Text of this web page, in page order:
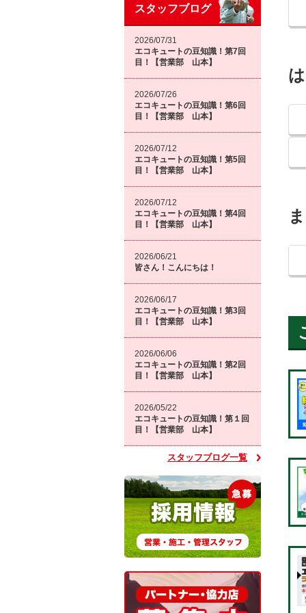
スタッフブログ
2026/07/31
エコキュートの豆知識！第7回
目！【営業部 山本】
2026/07/26
エコキュートの豆知識！第6回
目！【営業部 山本】
2026/07/12
エコキュートの豆知識！第5回
目！【営業部 山本】
2026/07/12
エコキュートの豆知識！第4回
目！【営業部 山本】
2026/06/21
皆さん！こんにちは！
2026/06/17
エコキュートの豆知識！第3回
目！【営業部 山本】
2026/06/06
エコキュートの豆知識！第2回
目！【営業部 山本】
2026/05/22
エコキュートの豆知識！第１回
目！【営業部 山本】
スタッフブログ一覧
は
ま